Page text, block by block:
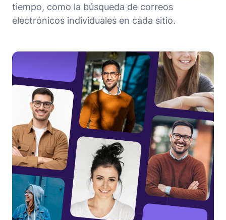
tiempo, como la búsqueda de correos
electrónicos individuales en cada sitio.